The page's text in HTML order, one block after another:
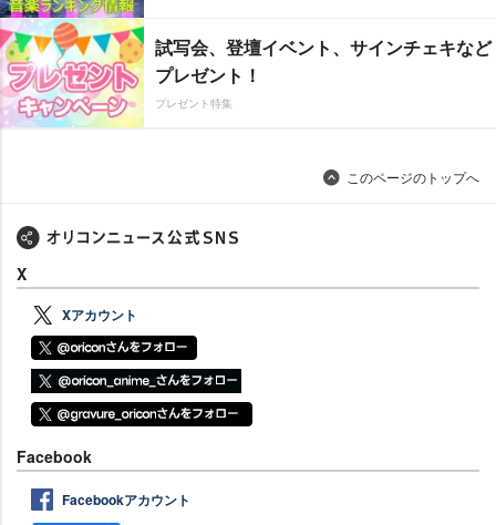
試写会、登壇イベント、サインチェキなど
プレゼント！
プレゼント特集
このページのトップへ
X
Xアカウント
Facebook
Facebookアカウント